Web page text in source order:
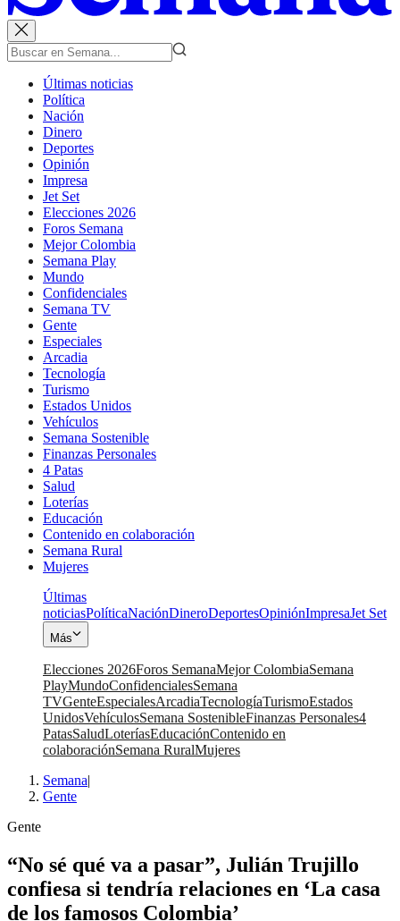
Últimas noticias
Política
Nación
Dinero
Deportes
Opinión
Impresa
Jet Set
Elecciones 2026
Foros Semana
Mejor Colombia
Semana Play
Mundo
Confidenciales
Semana TV
Gente
Especiales
Arcadia
Tecnología
Turismo
Estados Unidos
Vehículos
Semana Sostenible
Finanzas Personales
4 Patas
Salud
Loterías
Educación
Contenido en colaboración
Semana Rural
Mujeres
Últimas
noticiasPolíticaNaciónDineroDeportesOpiniónImpresaJet Set
Más
Elecciones 2026Foros SemanaMejor ColombiaSemana
PlayMundoConfidencialesSemana
TVGenteEspecialesArcadiaTecnologíaTurismoEstados
UnidosVehículosSemana SostenibleFinanzas Personales4
PatasSaludLoteríasEducaciónContenido en
colaboraciónSemana RuralMujeres
Semana|
Gente
Gente
“No sé qué va a pasar”, Julián Trujillo
confiesa si tendría relaciones en ‘La casa
de los famosos Colombia’